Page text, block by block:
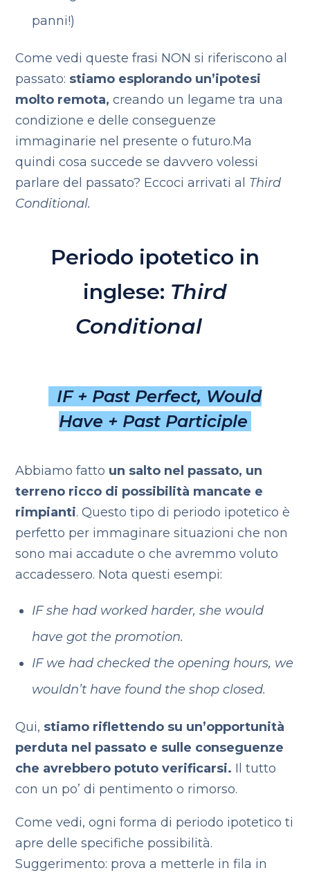
panni!)
Come vedi queste frasi NON si riferiscono al
passato: stiamo esplorando un’ipotesi
molto remota,creando un legame tra una
condizione e delle conseguenze
immaginarie nel presente o futuro.Ma
quindi cosa succede se davvero volessi
parlare del passato? Eccoci arrivati al Third
Conditional.
Periodo ipotetico in
inglese: Third
Conditional
IF + Past Perfect, Would
Have + Past Participle
Abbiamo fatto un salto nel passato, un
terreno ricco di possibilità mancate e
rimpianti. Questo tipo di periodo ipotetico è
perfetto per immaginare situazioni che non
sono mai accadute o che avremmo voluto
accadessero. Nota questi esempi:
IF she had worked harder, she would
have got the promotion.
IF we had checked the opening hours, we
wouldn’t have found the shop closed.
Qui, stiamo riflettendo su un’opportunità
perduta nel passato e sulle conseguenze
che avrebbero potuto verificarsi. Il tutto
con un po’ di pentimento o rimorso.
Come vedi, ogni forma di periodo ipotetico ti
apre delle specifiche possibilità.
Suggerimento: prova a metterle in fila in